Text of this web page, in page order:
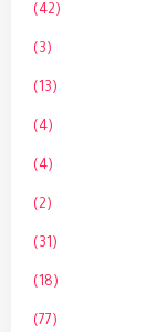
(42)
(3)
(13)
(4)
(4)
(2)
(31)
(18)
(77)